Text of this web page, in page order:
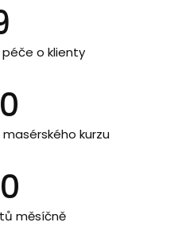
o klienty
kurzu
měsíčně